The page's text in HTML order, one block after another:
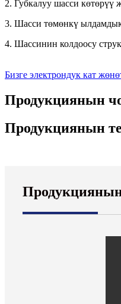
2. Губкалуу шасси көтөрүү
3. Шасси төмөнкү
4. Шассинин колдоосу
Бизге электрондук кат
Продукциянын
Продукциянын